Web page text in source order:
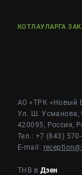
КОТЛАУЛАРГА
АО «ТРК «Новый
Ул. Ш. Усманова,
420095, Россия,
Тел.: +7 (843)
E-mail:
ТНВ в Дзен